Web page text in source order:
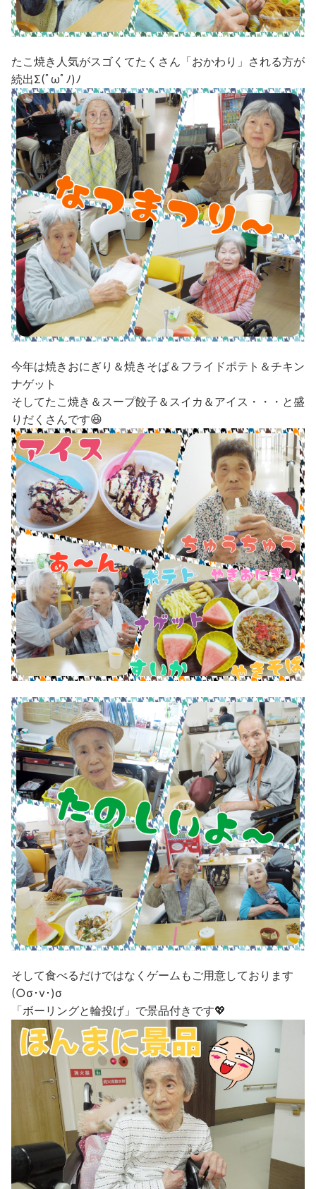
たこ焼き人気がスゴくてたくさん「おかわり」される方が
続出Σ(ﾟωﾟﾉ)ﾉ
今年は焼きおにぎり＆焼きそば＆フライドポテト＆チキン
ナゲット
そしてたこ焼き＆スープ餃子＆スイカ＆アイス・・・と盛
りだくさんです😆
そして食べるだけではなくゲームもご用意しております
(○σ･v･)σ
「ボーリングと輪投げ」で景品付きです💖